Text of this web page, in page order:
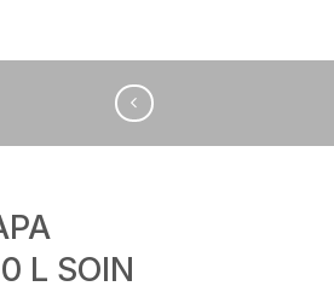
L SOIN